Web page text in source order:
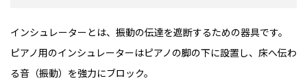
インシュレーターとは、振動の伝達を遮断するための器具です。
ピアノ用のインシュレーターはピアノの脚の下に設置し、床へ伝わ
る音（振動）を強力にブロック。